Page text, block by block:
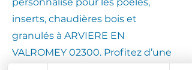
inserts, chaudières bois et
granulés à ARVIERE EN
VALROMEY 02300. Profitez d’une